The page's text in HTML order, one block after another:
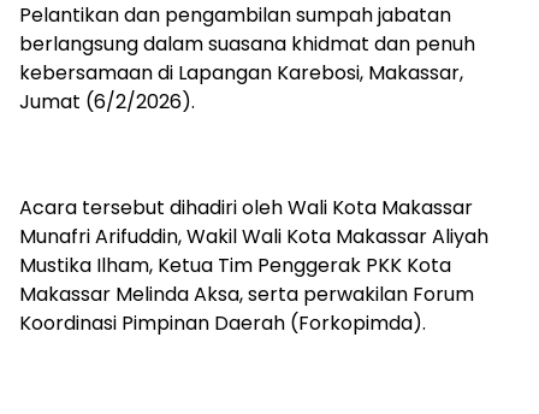
Pelantikan dan pengambilan sumpah jabatan
berlangsung dalam suasana khidmat dan penuh
kebersamaan di Lapangan Karebosi, Makassar,
Jumat (6/2/2026).
Acara tersebut dihadiri oleh Wali Kota Makassar
Munafri Arifuddin, Wakil Wali Kota Makassar Aliyah
Mustika Ilham, Ketua Tim Penggerak PKK Kota
Makassar Melinda Aksa, serta perwakilan Forum
Koordinasi Pimpinan Daerah (Forkopimda).